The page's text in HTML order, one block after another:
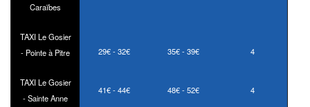
Caraïbes
TAXI Le Gosier
- Pointe à Pitre
29€ - 32€ 35€ - 39€ 4
TAXI Le Gosier
- Sainte Anne
41€ - 44€ 48€ - 52€ 4